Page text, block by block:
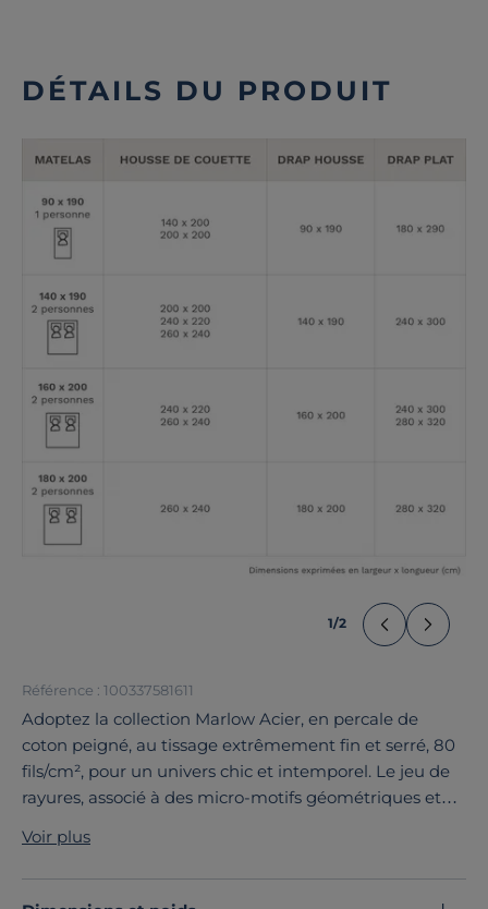
DÉTAILS DU PRODUIT
1/2
Référence : 100337581611
Adoptez la collection Marlow Acier, en percale de
coton peigné, au tissage extrêmement fin et serré, 80
fils/cm², pour un univers chic et intemporel. Le jeu de
rayures, associé à des micro-motifs géométriques et
collection. Ce drap housse uni, coloris beige, sera
parfait à coordonner avec le reste de la collection, et
trouvera facilement leur place dans votre chambre.
Voir plus